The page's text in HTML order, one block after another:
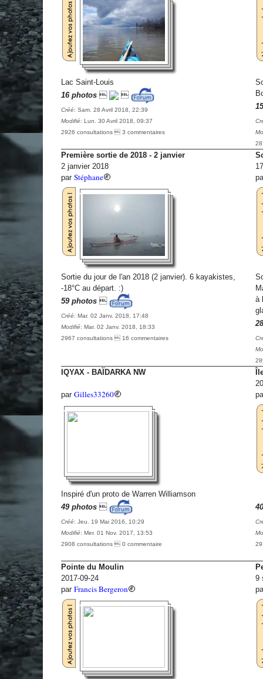
Lac Saint-Louis
16 photos 
Créé: Sam. 28 Avril 2018, 22:39
Modifié: Lun. 30 Avril 2018, 09:37
2926 consultations  3 commentaires
Première sortie de 2018 - 2 janvier
2 janvier 2018
par Stéphane
Sortie du jour de l'an 2018 (2 janvier). 6 kayakistes,
-18°C au départ. :)
59 photos
Créé: Mar. 02 Janv. 2018, 17:48
Modifié: Mar. 02 Janv. 2018, 18:33
2967 consultations  16 commentaires
à
IQYAX - BAÏDARKA NW
par Gilles33260
Inspiré d'un proto de Warren Williamson
49 photos
Créé: Jeu. 19 Mai 2016, 10:29
Modifié: Mer. 01 Nov. 2017, 13:53
2908 consultations  0 commentaire
Pointe du Moulin
2017-09-24
par Francis Bergeron
9